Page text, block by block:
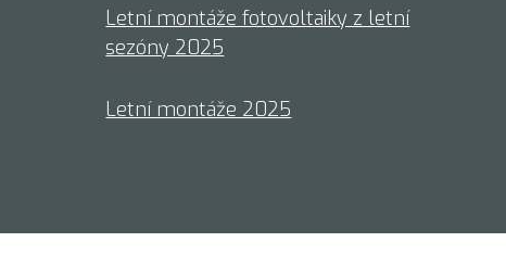
Letní montáže fotovoltaiky z letní
sezóny 2025
Letní montáže 2025